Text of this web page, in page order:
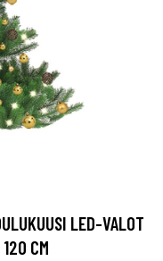
LED-VALOT
CM